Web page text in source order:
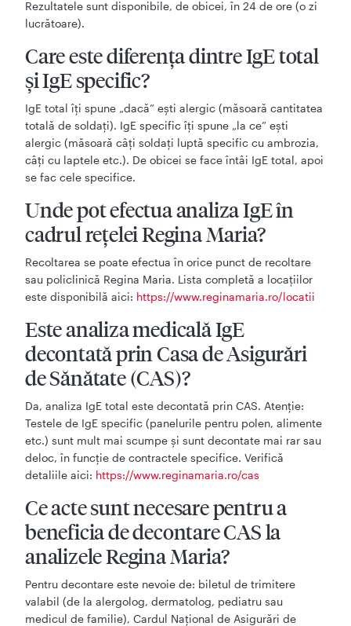
Rezultatele sunt disponibile, de obicei, în 24 de ore (o zi
lucrătoare).
Care este diferența dintre IgE total
și IgE specific?
IgE total îți spune „dacă” ești alergic (măsoară cantitatea
totală de soldați). IgE specific îți spune „la ce” ești
alergic (măsoară câți soldați luptă specific cu ambrozia,
câți cu laptele etc.). De obicei se face întâi IgE total, apoi
se fac cele specifice.
Unde pot efectua analiza IgE în
cadrul rețelei Regina Maria?
Recoltarea se poate efectua în orice punct de recoltare
sau policlinică Regina Maria. Lista completă a locațiilor
este disponibilă aici: https://www.reginamaria.ro/locatii
Este analiza medicală IgE
decontată prin Casa de Asigurări
de Sănătate (CAS)?
Da, analiza IgE total este decontată prin CAS. Atenție:
Testele de IgE specific (panelurile pentru polen, alimente
etc.) sunt mult mai scumpe și sunt decontate mai rar sau
deloc, în funcție de contractele specifice. Verifică
detaliile aici: https://www.reginamaria.ro/cas
Ce acte sunt necesare pentru a
beneficia de decontare CAS la
analizele Regina Maria?
Pentru decontare este nevoie de: biletul de trimitere
valabil (de la alergolog, dermatolog, pediatru sau
medicul de familie), Cardul Național de Asigurări de